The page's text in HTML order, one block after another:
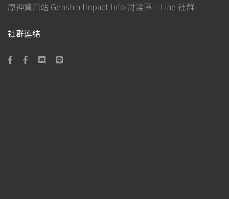
原神資訊站 Genshin Impact Info 討論區 – Line 社群
社群連結